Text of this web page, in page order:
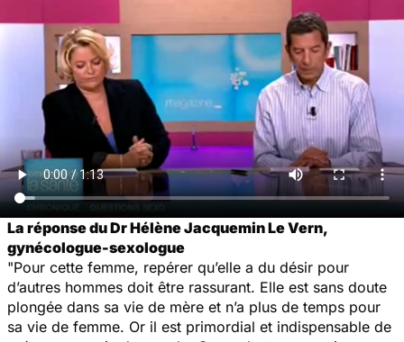
La réponse du Dr Hélène Jacquemin Le Vern,
gynécologue-sexologue
"Pour cette femme, repérer qu’elle a du désir pour
d’autres hommes doit être rassurant. Elle est sans doute
plongée dans sa vie de mère et n’a plus de temps pour
sa vie de femme. Or il est primordial et indispensable de